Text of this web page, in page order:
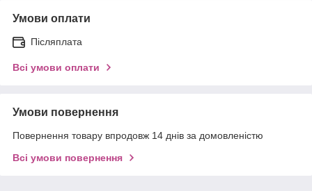
Умови оплати
Післяплата
Всі умови оплати
Умови повернення
Повернення товару впродовж 14 днів за домовленістю
Всі умови повернення